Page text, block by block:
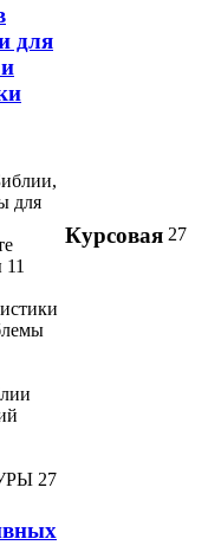
для
для
27
Курсовая 27